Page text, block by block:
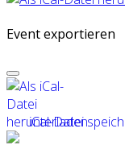
Event exportieren
iCal-Datei